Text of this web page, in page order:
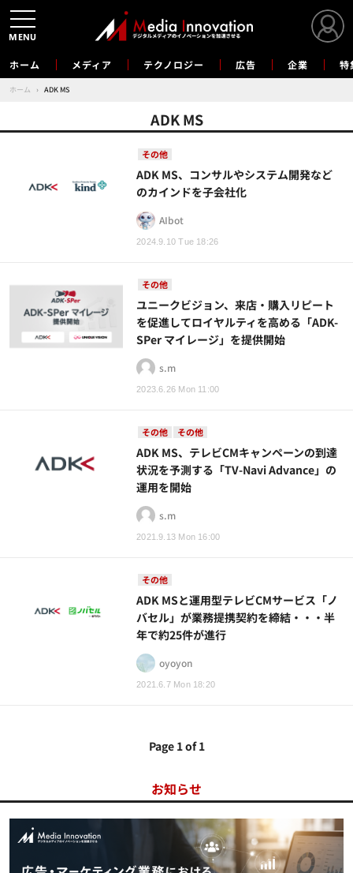
ホーム メディア テクノロジー 広告 企業 特
ホーム › ADK MS
ADK MS
その他
2024.9.10 Tue 18:26
ADK MS、コンサルやシステム開発など
のカインドを子会社化
AIbot
その他
2023.6.26 Mon 11:00
ユニークビジョン、来店・購入リピート
を促進してロイヤルティを高める「ADK-
SPer マイレージ」を提供開始
s.m
その他 その他
2021.9.13 Mon 16:00
ADK MS、テレビCMキャンペーンの到達
状況を予測する「TV-Navi Advance」の
運用を開始
s.m
その他
2021.6.7 Mon 18:20
ADK MSと運用型テレビCMサービス「ノ
バセル」が業務提携契約を締結・・・半
年で約25件が進行
oyoyon
Page 1 of 1
お知らせ
MENU